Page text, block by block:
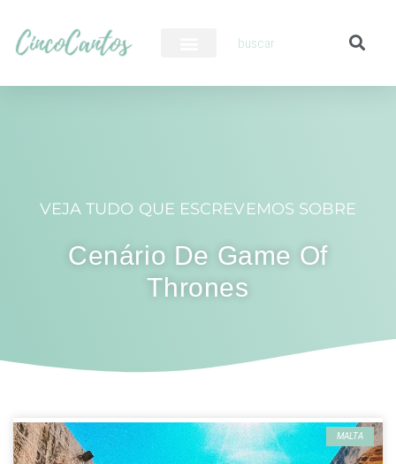
VEJA TUDO QUE ESCREVEMOS SOBRE
Cenário De Game Of
Thrones
MALTA